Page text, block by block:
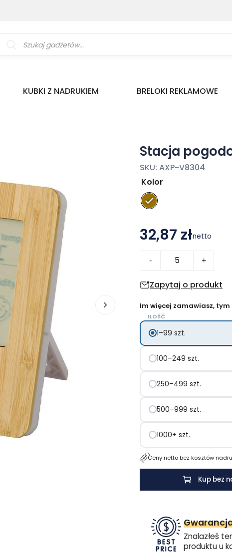
produktów
KUBKI Z NADRUKIEM BRELOKI REKLAMOWE
Stacja
SKU:AXP-V8304
Kolor
32,87 złnetto
-
pogodowa
+
Zapytaj o produkt
Im więcej zamawiasz,
ILOŚĆ
1–99 szt.
100–249 szt.
250–499 szt.
500–999 szt.
1000+ szt.
Ceny netto bez kosztów
Kup bez
Znalazłeś
produktu u